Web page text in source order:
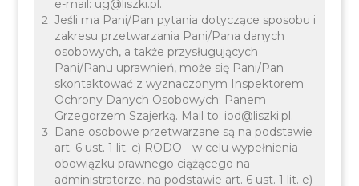
Rajd Konny śladami
Rotmistrza Witolda
Pileckiego w naszej
gminie!
e-mail: ug@liszki.pl.
Jeśli ma Pani/Pan pytania dotyczące sposobu i
zakresu przetwarzania Pani/Pana danych
osobowych, a także przysługujących
Pani/Panu uprawnień, może się Pani/Pan
skontaktować z wyznaczonym Inspektorem
Ochrony Danych Osobowych: Panem
Grzegorzem Szajerką. Mail to: iod@liszki.pl.
Dane osobowe przetwarzane są na podstawie
art. 6 ust. 1 lit. c) RODO - w celu wypełnienia
obowiązku prawnego ciążącego na
administratorze, na podstawie art. 6 ust. 1 lit. e)